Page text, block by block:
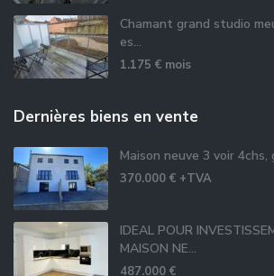
Chamant grand studio
es...
1.175 € mois
Dernières biens en vente
Maison neuve 3 voir 4chs,
370.000 € +TVA
IDEAL POUR
MAISON NE...
487.000 €